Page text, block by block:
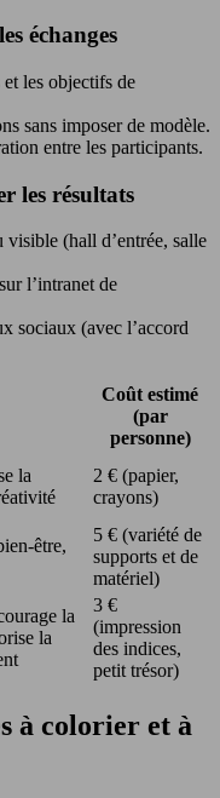
échanges
les objectifs de
sans imposer de modèle.
entre les participants.
les résultats
(hall d’entrée, salle
l’intranet de
sociaux (avec l’accord
Coût estimé
(par
personne)
la
2 € (papier,
crayons)
être,
5 € (variété de
supports et de
matériel)
la
la
3 €
(impression
des indices,
petit trésor)
à colorier et à